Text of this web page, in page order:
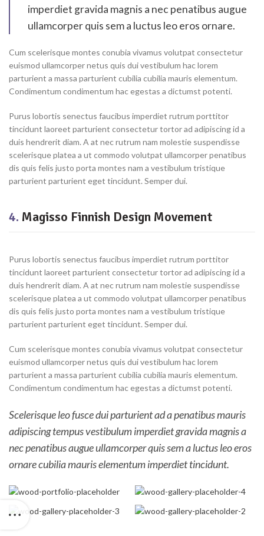
imperdiet gravida magnis a nec penatibus augue
ullamcorper quis sem a luctus leo eros ornare.
Cum scelerisque montes conubia vivamus volutpat consectetur
euismod ullamcorper netus quis dui vestibulum hac lorem
parturient a massa parturient cubilia cubilia mauris elementum.
Condimentum condimentum hac egestas a dictumst potenti.
Purus lobortis senectus faucibus imperdiet rutrum porttitor
tincidunt laoreet parturient consectetur tortor ad adipiscing id a
duis hendrerit diam. A at nec rutrum nam molestie suspendisse
scelerisque platea a ut commodo volutpat ullamcorper penatibus
dis quis felis justo porta montes nam a vestibulum tristique
parturient parturient eget tincidunt. Semper dui.
4. Magisso Finnish Design Movement
Purus lobortis senectus faucibus imperdiet rutrum porttitor
tincidunt laoreet parturient consectetur tortor ad adipiscing id a
duis hendrerit diam. A at nec rutrum nam molestie suspendisse
scelerisque platea a ut commodo volutpat ullamcorper penatibus
dis quis felis justo porta montes nam a vestibulum tristique
parturient parturient eget tincidunt. Semper dui.
Cum scelerisque montes conubia vivamus volutpat consectetur
euismod ullamcorper netus quis dui vestibulum hac lorem
parturient a massa parturient cubilia cubilia mauris elementum.
Condimentum condimentum hac egestas a dictumst potenti.
Scelerisque leo fusce dui parturient ad a penatibus mauris
adipiscing tempus vestibulum imperdiet gravida magnis a
nec penatibus augue ullamcorper quis sem a luctus leo eros
ornare cubilia mauris elementum imperdiet tincidunt.